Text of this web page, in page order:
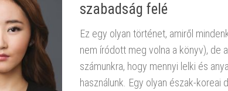
szabadság felé
Ez egy olyan történet, amiről
nem íródott meg volna a könyv),
számunkra, hogy mennyi lelki és
használunk. Egy olyan észak-